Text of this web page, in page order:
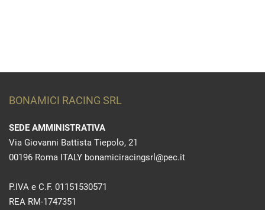
BONAMICI RACING SRL
SEDE AMMINISTRATIVA
Via Giovanni Battista Tiepolo, 21
00196 Roma ITALY bonamiciracingsrl@pec.it
P.IVA e C.F. 01151530571
REA RM-1747351